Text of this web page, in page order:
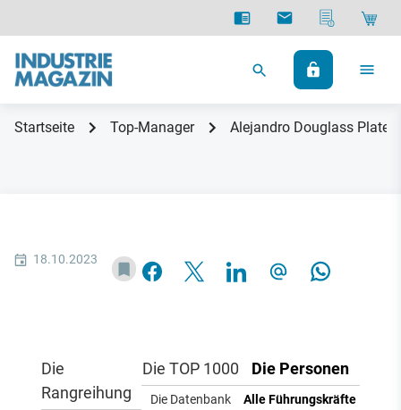
Startseite Top-Manager Alejandro Douglass Plater
18.10.2023
Die
Rangreihung
Die TOP 1000
Die Datenbank
Die Personen
Alle Führungskräfte